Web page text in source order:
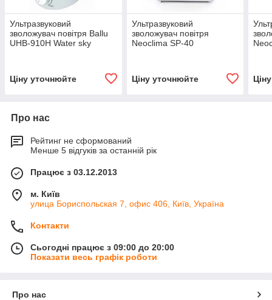
Ультразвуковий
зволожувач повітря Ballu
UHB-910H Water sky
Ціну уточнюйте
Ультразвуковий
зволожувач повітря
Neoclima SP-40
Ціну уточнюйте
Про нас
Рейтинг не сформований
Менше 5 відгуків за останній рік
Працює з 03.12.2013
м. Київ
улица Бориспольская 7, офис 406, Київ, Україна
Контакти
Сьогодні працює з 09:00 до 20:00
Показати весь графік роботи
Про нас